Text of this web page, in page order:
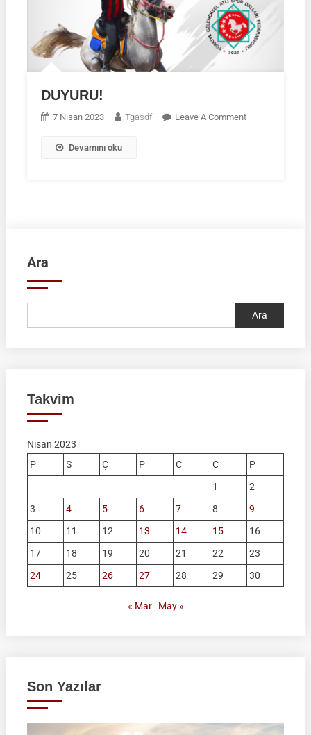
DUYURU!
7 Nisan 2023 Tgasdf Leave A CommentOn
Devamını oku
Ara
Ara
Takvim
Nisan 2023
P
S Ç P C C
P
1
2
3
4 5 6 7 8
9
10
11 12 13 14 15
16
17
18 19 20 21 22
23
24
25 26 27 28 29 30
« Mar May »
Son Yazılar